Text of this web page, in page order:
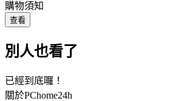
購物須知
查看
別人也看了
已經到底囉！
關於PChome24h